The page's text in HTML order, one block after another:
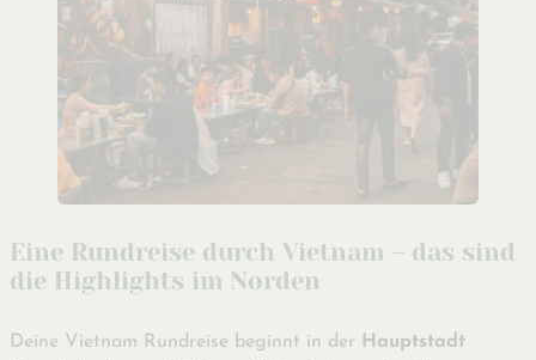
Eine Rundreise durch Vietnam – das sind
die Highlights im Norden
Deine Vietnam Rundreise beginnt in der
Hauptstadt